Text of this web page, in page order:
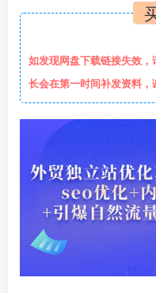
如发现网盘下载链接失效
长会在第一时间补发资料，